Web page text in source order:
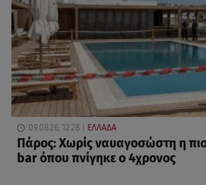
09.08.26, 12:28 ΕΛΛΑΔΑ
Πάρος: Χωρίς ναυαγοσώστη η
bar όπου πνίγηκε ο 4χρονος